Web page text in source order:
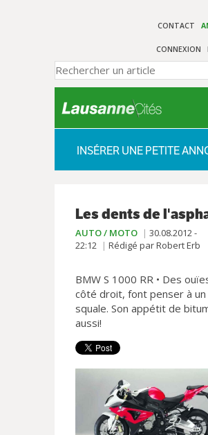
CONTACT
CONNEXION
INSÉRER UNE PETITE
Les dents de
AUTO / MOTO
30.08.2012 -
22:12
Rédigé par Robert Erb
BMW S 1000 RR • Des
côté droit, font penser à un
squale. Son appétit de
aussi!